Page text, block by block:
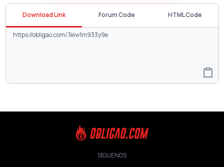
Download Link Forum Code HTML Code
SÍGUENOS